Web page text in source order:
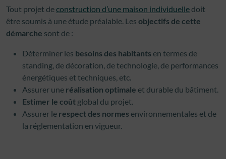
Tout projet deconstruction d’une maison individuelle doit
être soumis à une étude préalable. Les objectifs de cette
démarche sont de :
Déterminer les besoins des habitants en termes de
standing, de décoration, de technologie, de performances
énergétiques et techniques, etc.
Assurer une réalisation optimale et durable du bâtiment.
Estimer le coût global du projet.
Assurer le respect des normes environnementales et de
la réglementation en vigueur.